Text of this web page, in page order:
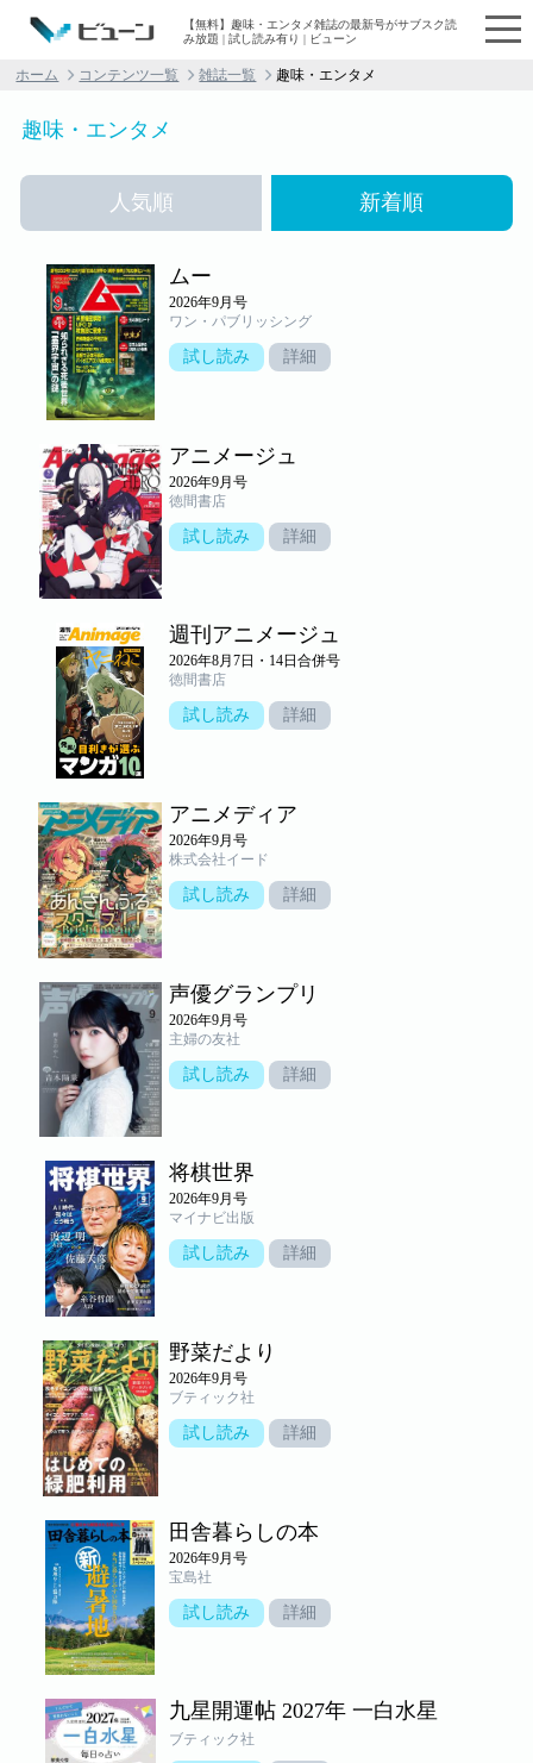
【無料】趣味・エンタメ雑誌の最新号がサブスク読
み放題 | 試し読み有り | ビューン
ホーム コンテンツ一覧 雑誌一覧 趣味・エンタメ
趣味・エンタメ
人気順 新着順
ムー
2026年9月号
ワン・パブリッシング
試し読み 詳細
アニメージュ
2026年9月号
徳間書店
試し読み 詳細
週刊アニメージュ
2026年8月7日・14日合併号
徳間書店
試し読み 詳細
アニメディア
2026年9月号
株式会社イード
試し読み 詳細
声優グランプリ
2026年9月号
主婦の友社
試し読み 詳細
将棋世界
2026年9月号
マイナビ出版
試し読み 詳細
野菜だより
2026年9月号
ブティック社
試し読み 詳細
田舎暮らしの本
2026年9月号
宝島社
試し読み 詳細
九星開運帖 2027年 一白水星
ブティック社